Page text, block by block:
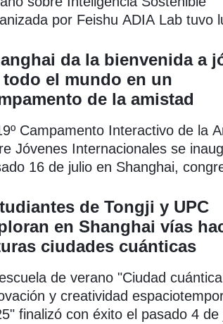
por Feishu ADIA Lab tuvo
da la bienvenida a
todo el mundo en un
de la amistad
Campamento Interactivo de la
Jóvenes Internacionales se
16 de julio en Shanghai,
de Tongji y UPC
en Shanghai vías
ciudades cuánticas
de verano "Ciudad
y creatividad
finalizó con éxito el pasado 4 de